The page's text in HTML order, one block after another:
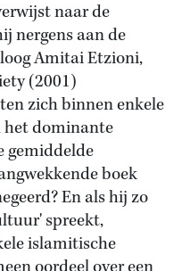
naar de
nergens aan de
Amitai Etzioni,
(2001)
zich binnen enkele
het dominante
gemiddelde
boek
En als hij zo
spreekt,
islamitische